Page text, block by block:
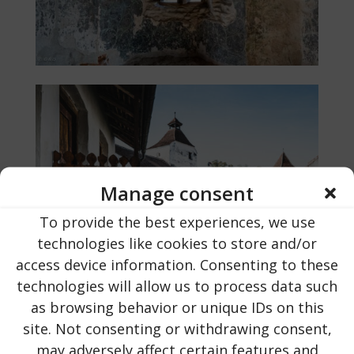
Manage consent
To provide the best experiences, we use
technologies like cookies to store and/or
access device information. Consenting to these
technologies will allow us to process data such
as browsing behavior or unique IDs on this
site. Not consenting or withdrawing consent,
may adversely affect certain features and